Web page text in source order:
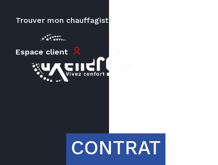
Trouver mon chauffagiste
Espace client
CONTRAT